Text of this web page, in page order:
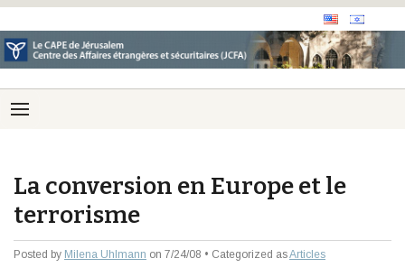
La conversion en Europe et le
terrorisme
Posted by Milena Uhlmann on 7/24/08 • Categorized asArticles